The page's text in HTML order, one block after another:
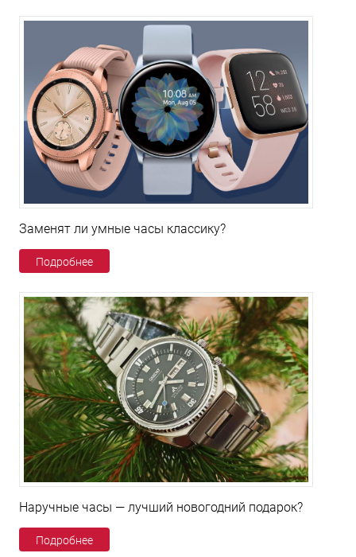
Заменят ли умные часы классику?
Подробнее
Наручные часы — лучший новогодний подарок?
Подробнее